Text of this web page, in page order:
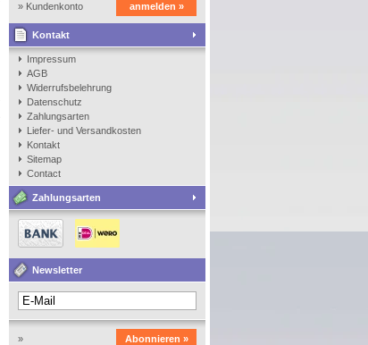
» Kundenkonto
anlegen
anmelden »
Kontakt
Impressum
AGB
Widerrufsbelehrung
Datenschutz
Zahlungsarten
Liefer- und Versandkosten
Kontakt
Sitemap
Contact
Zahlungsarten
Newsletter
» Abonnieren »